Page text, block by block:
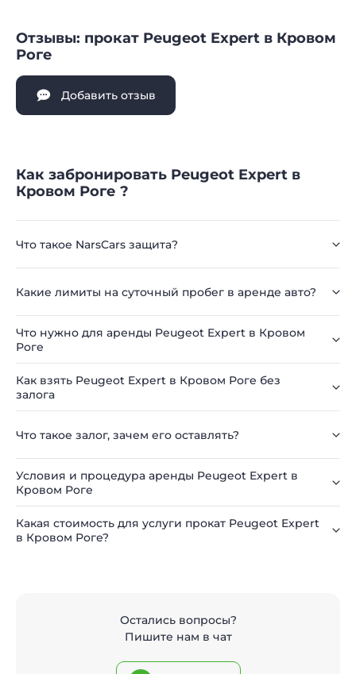
Отзывы: прокат Peugeot Expert в Кровом
Роге
Добавить отзыв
Как забронировать Peugeot Expert в
Кровом Роге ?
Что такое NarsCars защита?
Какие лимиты на суточный пробег в аренде авто?
Что нужно для аренды Peugeot Expert в Кровом
Роге
Как взять Peugeot Expert в Кровом Роге без
залога
Что такое залог, зачем его оставлять?
Условия и процедура аренды Peugeot Expert в
Кровом Роге
Какая стоимость для услуги прокат Peugeot Expert
в Кровом Роге?
Остались вопросы?
Пишите нам в чат